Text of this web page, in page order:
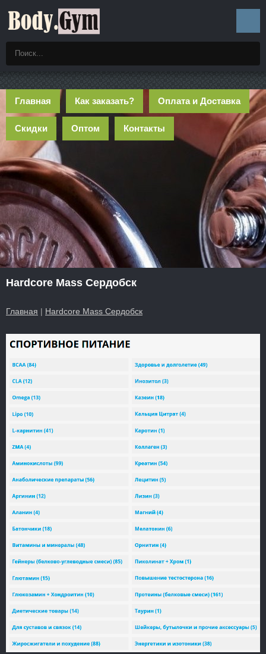
Главная Как заказать? Оплата и Доставка
Скидки Оптом Контакты
Hardcore Mass Сердобск
Главная | Hardcore Mass Сердобск